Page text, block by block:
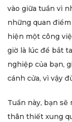
vào giữa tuần vì
những quan
hiện một công
giờ là lúc để bắt
nghiệp của bạn,
cánh cửa, vì vậy
Tuần này, bạn
thân thiết xung